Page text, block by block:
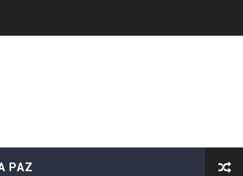
vacacional
PAZ